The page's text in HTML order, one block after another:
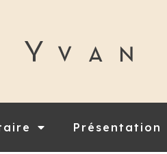
Présentation